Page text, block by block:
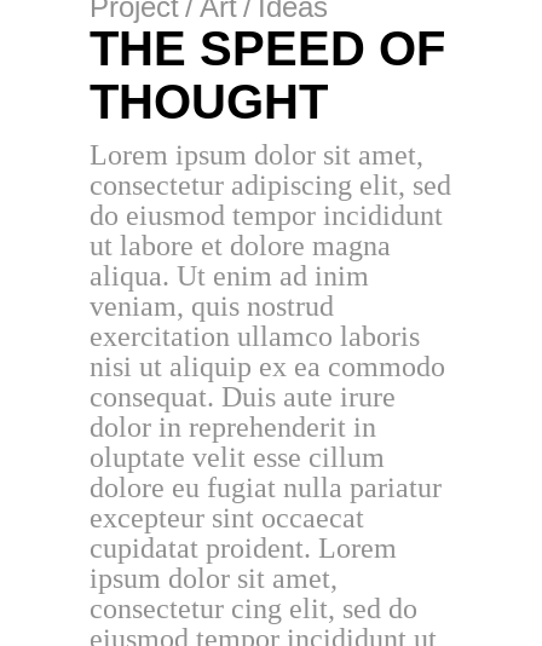
Project/Art/ Ideas
THE SPEED OF
THOUGHT
Lorem ipsum dolor sit amet,
consectetur adipiscing elit, sed
do eiusmod tempor incididunt
ut labore et dolore magna
aliqua. Ut enim ad inim
veniam, quis nostrud
exercitation ullamco laboris
nisi ut aliquip ex ea commodo
consequat. Duis aute irure
dolor in reprehenderit in
oluptate velit esse cillum
dolore eu fugiat nulla pariatur
excepteur sint occaecat
cupidatat proident. Lorem
ipsum dolor sit amet,
consectetur cing elit, sed do
eiusmod tempor incididunt ut